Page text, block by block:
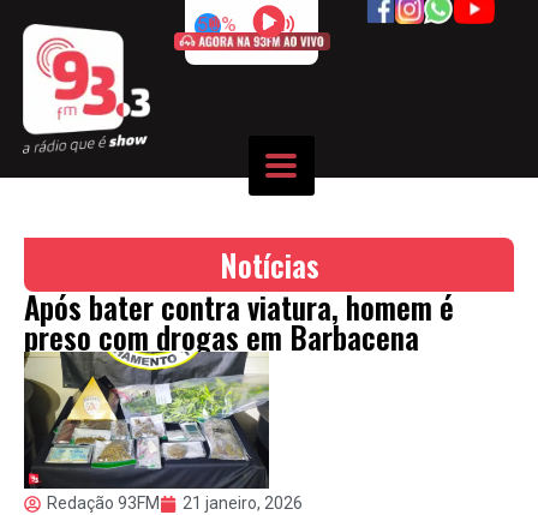
50%
Notícias
Após bater contra viatura, homem é
preso com drogas em Barbacena
Redação 93FM 21 janeiro, 2026